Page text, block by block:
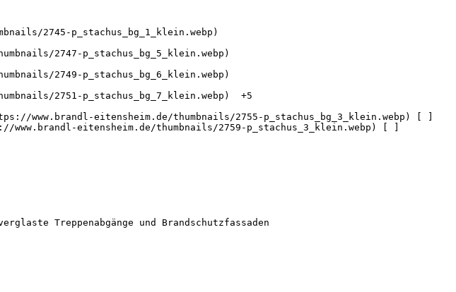
2745-p_stachus_bg_1_klein.webp)
2747-p_stachus_bg_5_klein.webp)
2749-p_stachus_bg_6_klein.webp)
2751-p_stachus_bg_7_klein.webp)  +5
www.brandl-eitensheim.de/thumbnails/2755-p_stachus_bg_3_klein.webp) [ ]
eitensheim.de/thumbnails/2759-p_stachus_3_klein.webp) [ ]
Treppenabgänge und Brandschutzfassaden